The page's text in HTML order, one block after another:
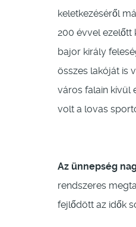
keletkezéséről
200 évvel ezelőtt
bajor király
összes lakóját is
város falain kívül
volt a lovas
Az ünnepség
rendszeres
fejlődött az idők